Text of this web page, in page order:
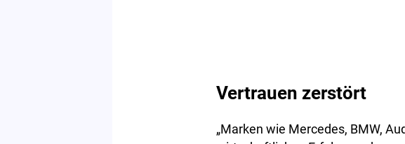
Vertrauen zerstört
„Marken wie Mercedes, BMW,